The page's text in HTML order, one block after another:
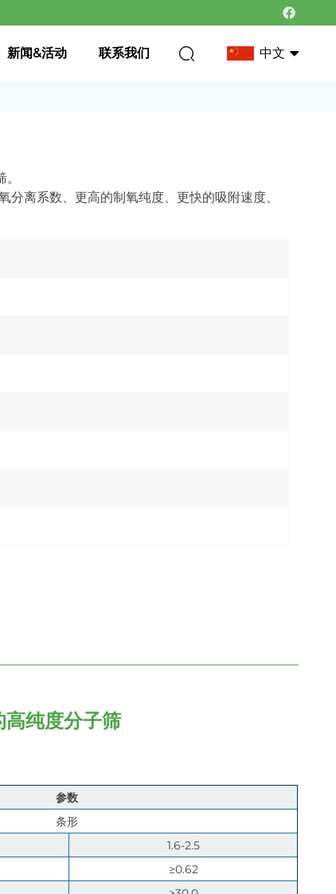
新闻&活动 联系我们 中文
离系数、更高的制氧纯度、更快的吸附速度、
高纯度分子筛
参数
条形
1.6-2.5
≥0.62